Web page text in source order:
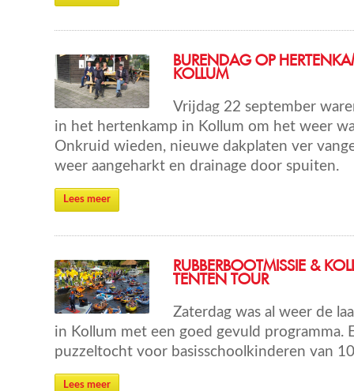
BURENDAG OP
KOLLUM
Vrijdag 22 september
in het hertenkamp in Kollum om het weer
Onkruid wieden, nieuwe dakplaten ver
weer aangeharkt en drainage door spuiten.
Lees meer
RUBBERBOOTMISSIE &
TENTEN TOUR
Zaterdag was al weer de
in Kollum met een goed gevuld programma.
puzzeltocht voor basisschoolkinderen van
Lees meer